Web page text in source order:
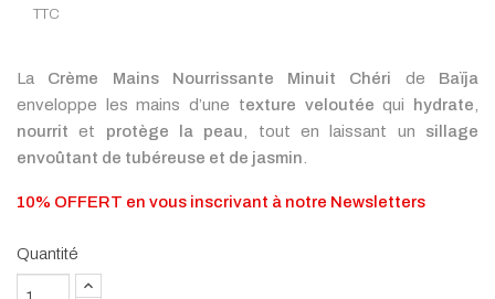
TTC
La Crème Mains Nourrissante Minuit Chéri de Baïja
enveloppe les mains d’une texture veloutée qui hydrate
nourrit et protège la peau , tout en laissant un sillage
envoûtant de tubéreuse et de jasmin
10% OFFERT en vous inscrivant à notre Newsletters
Quantité